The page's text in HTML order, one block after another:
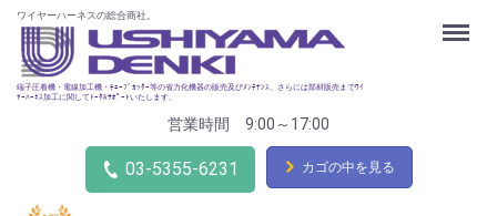
ワイヤーハーネスの総合商社。
端子圧着機・電線加工機・ﾁｭｰﾌﾞｶｯﾀｰ等の省力化機器の販売及びﾒﾝﾃﾅﾝｽ。さらには部材販売までﾜｲ
ﾔｰﾊｰﾈｽ加工に関してﾄｰﾀﾙｻﾎﾟｰﾄいたします。
営業時間 9:00～17:00
03-5355-6231 カゴの中を見る
Menu